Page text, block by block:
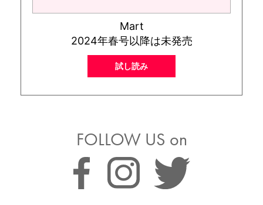
Mart
2024年春号以降は未発売
試し読み
FOLLOW US on